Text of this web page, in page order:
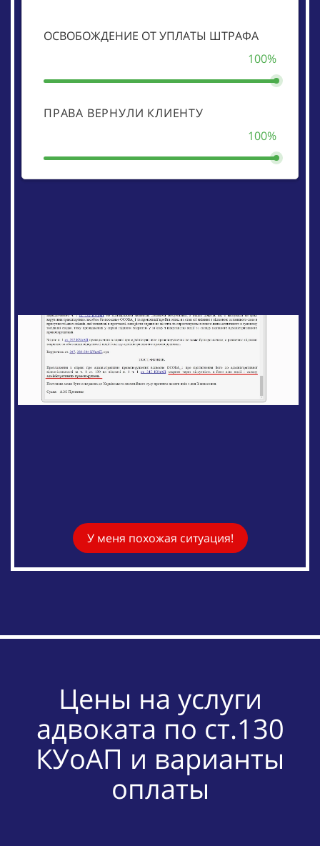
ОСВОБОЖДЕНИЕ ОТ УПЛАТЫ ШТРАФА
100%
ПРАВА ВЕРНУЛИ КЛИЕНТУ
100%
У меня похожая ситуация!
Цены на услуги
адвоката по ст.130
КУоАП и варианты
оплаты